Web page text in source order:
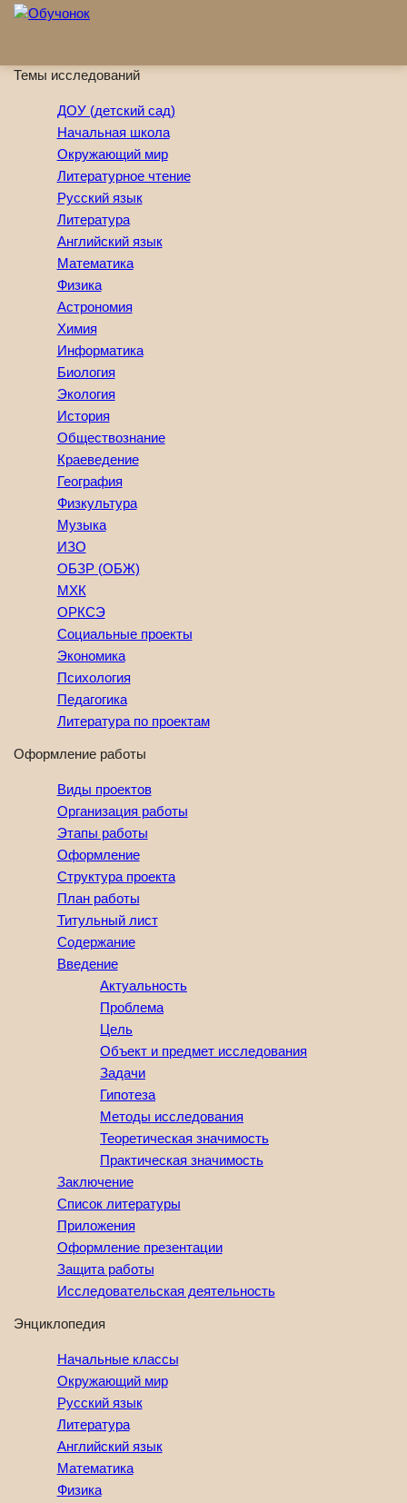
Перейти к основному содержанию
Темы исследований
ДОУ (детский сад)
Начальная школа
Окружающий мир
Литературное чтение
Русский язык
Литература
Английский язык
Математика
Физика
Астрономия
Химия
Информатика
Биология
Экология
История
Обществознание
Краеведение
География
Физкультура
Музыка
ИЗО
ОБЗР (ОБЖ)
МХК
ОРКСЭ
Социальные проекты
Экономика
Психология
Педагогика
Литература по проектам
Оформление работы
Виды проектов
Организация работы
Этапы работы
Оформление
Структура проекта
План работы
Титульный лист
Содержание
Введение
Актуальность
Проблема
Цель
Объект и предмет исследования
Задачи
Гипотеза
Методы исследования
Теоретическая значимость
Практическая значимость
Заключение
Список литературы
Приложения
Оформление презентации
Защита работы
Исследовательская деятельность
Энциклопедия
Начальные классы
Окружающий мир
Русский язык
Литература
Английский язык
Математика
Физика